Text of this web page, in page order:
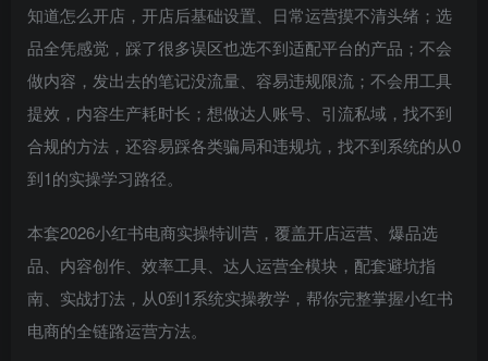
知道怎么开店，开店后基础设置、日常运营摸不清头绪；选
品全凭感觉，踩了很多误区也选不到适配平台的产品；不会
做内容，发出去的笔记没流量、容易违规限流；不会用工具
提效，内容生产耗时长；想做达人账号、引流私域，找不到
合规的方法，还容易踩各类骗局和违规坑，找不到系统的从0
到1的实操学习路径。
本套2026小红书电商实操特训营，覆盖开店运营、爆品选
品、内容创作、效率工具、达人运营全模块，配套避坑指
南、实战打法，从0到1系统实操教学，帮你完整掌握小红书
电商的全链路运营方法。